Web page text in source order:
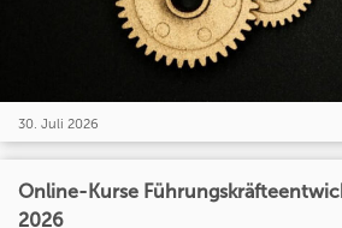
30. Juli 2026
Online-Kurse
2026